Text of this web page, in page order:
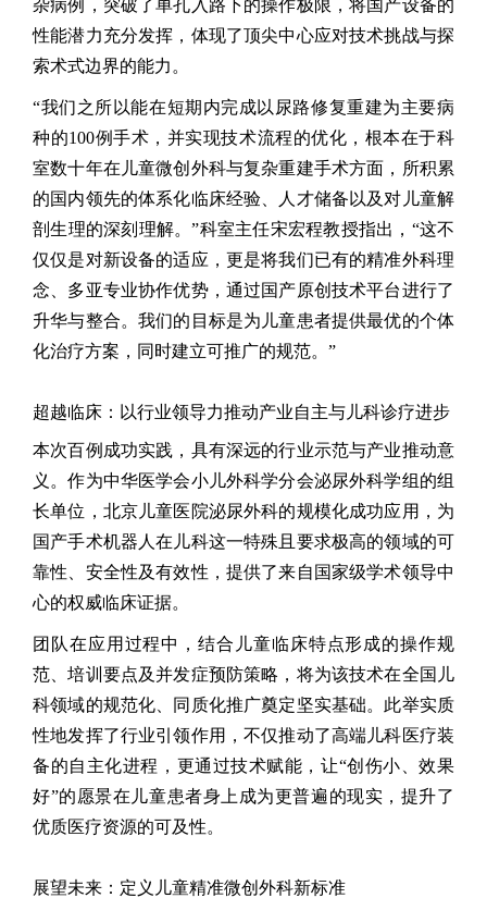
杂病例，突破了单孔入路下的操作极限，将国产设备的
性能潜力充分发挥，体现了顶尖中心应对技术挑战与探
索术式边界的能力。
“我们之所以能在短期内完成以尿路修复重建为主要病
种的100例手术，并实现技术流程的优化，根本在于科
室数十年在儿童微创外科与复杂重建手术方面，所积累
的国内领先的体系化临床经验、人才储备以及对儿童解
剖生理的深刻理解。”科室主任宋宏程教授指出， “这不
仅仅是对新设备的适应，更是将我们已有的精准外科理
念、多亚专业协作优势，通过国产原创技术平台进行了
升华与整合。我们的目标是为儿童患者提供最优的个体
化治疗方案，同时建立可推广的规范。 ”
超越临床：以行业领导力推动产业自主与儿科诊疗进步
本次百例成功实践，具有深远的行业示范与产业推动意
义。作为中华医学会小儿外科学分会泌尿外科学组的组
长单位，北京儿童医院泌尿外科的规模化成功应用，为
国产手术机器人在儿科这一特殊且要求极高的领域的可
靠性、安全性及有效性，提供了来自国家级学术领导中
心的权威临床证据。
团队在应用过程中，结合儿童临床特点形成的操作规
范、培训要点及并发症预防策略，将为该技术在全国儿
科领域的规范化、同质化推广奠定坚实基础。此举实质
性地发挥了行业引领作用，不仅推动了高端儿科医疗装
备的自主化进程，更通过技术赋能，让“创伤小、效果
好”的愿景在儿童患者身上成为更普遍的现实，提升了
优质医疗资源的可及性。
展望未来：定义儿童精准微创外科新标准